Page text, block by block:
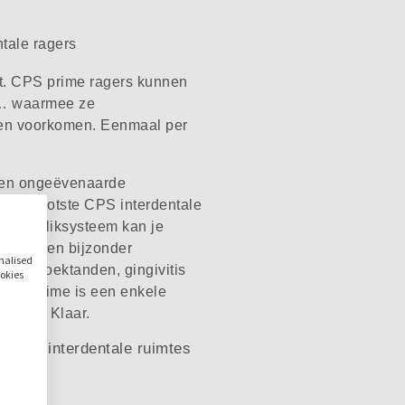
ragers
CPS prime ragers kunnen
waarmee ze
voorkomen. Eenmaal per
ongeëvenaarde
grootste CPS interdentale
het kliksysteem kan je
voor een bijzonder
de hoektanden, gingivitis
prime is een enkele
eruit. Klaar.
interdentale ruimtes